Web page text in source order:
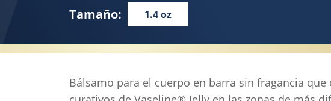
5
estrellas,
medio
Read
Tamaño: 1.4 oz
Bálsamo para el cuerpo en barra sin fragancia